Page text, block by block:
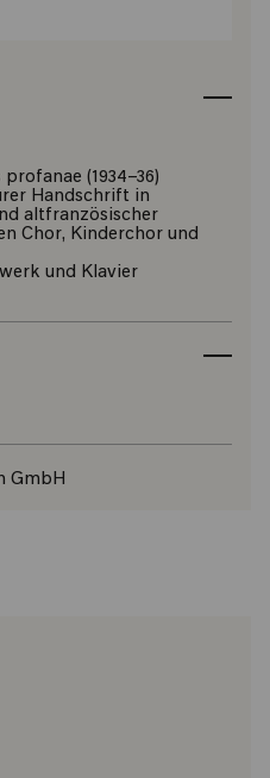
(1934–36)
Handschrift in
altfranzösischer
Chor, Kinderchor und
und Klavier
GmbH